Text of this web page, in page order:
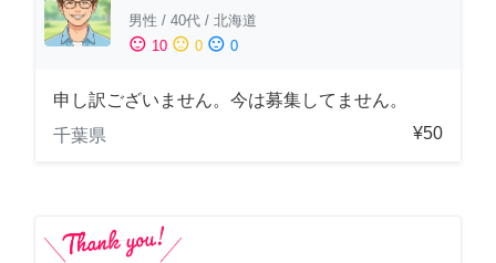
男性 / 40代 / 北海道
sentiment_satisfied 10 sentiment_neutral 0 sentiment_dissatisfied 0
申し訳ございません。今は募集してません。
千葉県
¥50